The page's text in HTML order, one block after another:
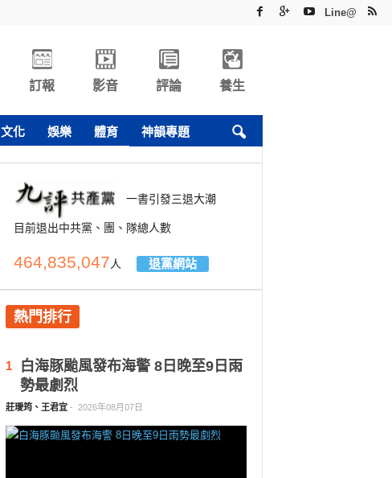
Line@
訂報 影音 評論 養生
文化 娛樂 體育 神韻專題
一書引發三退大潮
目前退出中共黨、團、隊總人數
464,835,047人 退黨網站
熱門排行
1
白海豚颱風發布海警 8日晚至9日雨
勢最劇烈
莊璦筠、王君宜 - 2026年08月07日